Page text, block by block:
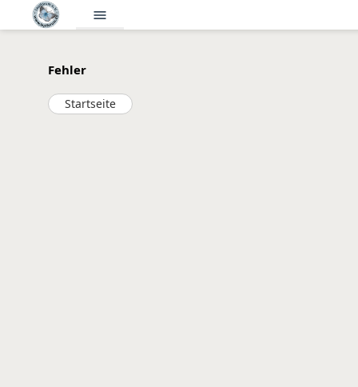
menu
Fehler
Startseite